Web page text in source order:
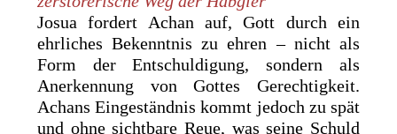
Josua fordert Achan auf, Gott durch ein
ehrliches Bekenntnis zu ehren – nicht als
Form der Entschuldigung, sondern als
Anerkennung von Gottes Gerechtigkeit.
Achans Eingeständnis kommt jedoch zu spät
und ohne sichtbare Reue, was seine Schuld